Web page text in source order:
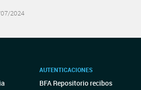
2024
AUTENTICACIONES
BFA Repositorio recibos